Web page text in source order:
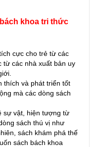
khoa tri thức
cực cho trẻ từ các
từ các nhà xuất bản uy
thích và phát triển tốt
mà các dòng sách
sự vật, hiện tượng từ
sách thú vị như
sách khám phá thế
sách bách khoa